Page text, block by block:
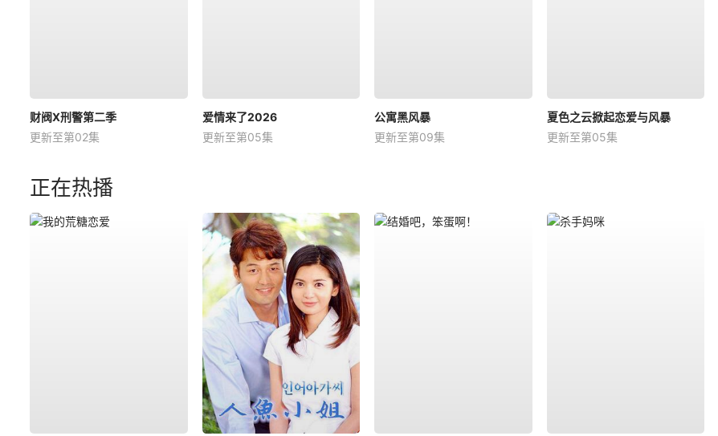
财阀X刑警第二季
更新至第02集
爱情来了2026
更新至第05集
公寓黑风暴
更新至第09集
夏色之云掀起恋爱与风暴
更新至第05集
正在热播